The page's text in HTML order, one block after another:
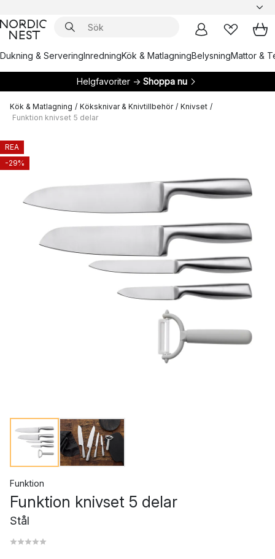
Dukning & ServeringInredningKök & MatlagningBelysningMattor &
Helgfavoriter → Shoppa nu
Kök & Matlagning / Köksknivar & Knivtillbehör / Knivset /
Funktion knivset 5 delar
REA
-29%
Funktion
Funktion knivset 5 delar
Stål